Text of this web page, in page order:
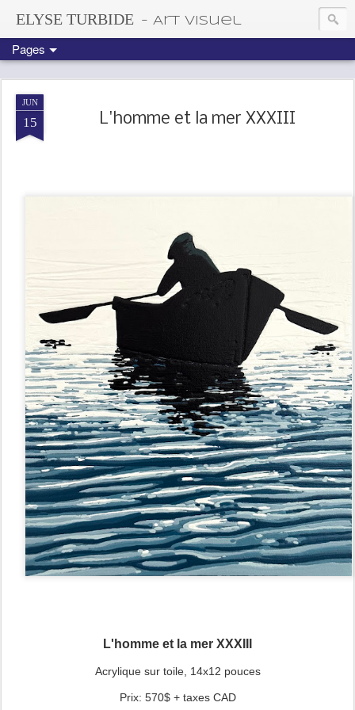
ELYSE TURBIDE - Art visuel
Pages
JUN
15 L'homme et la mer XXXIII
L'homme et la mer XXXIII
Acrylique sur toile, 14x12 pouces
Prix: 570$ + taxes CAD